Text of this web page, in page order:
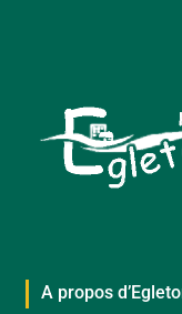
A propos